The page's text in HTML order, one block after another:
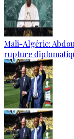
Mali-Algérie:
rupture